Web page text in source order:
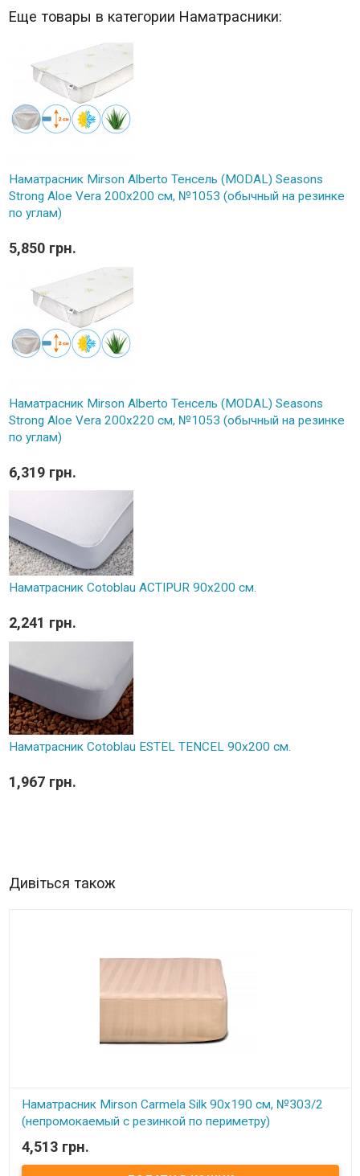
Еще товары в категории Наматрасники:
Наматрасник Mirson Alberto Тенсель (MODAL) Seasons
Strong Aloe Vera 200x200 см, №1053 (обычный на резинке
по углам)
5,850 грн.
Наматрасник Mirson Alberto Тенсель (MODAL) Seasons
Strong Aloe Vera 200x220 см, №1053 (обычный на резинке
по углам)
6,319 грн.
Наматрасник Cotoblau ACTIPUR 90х200 см.
2,241 грн.
Наматрасник Cotoblau ESTEL TENCEL 90х200 см.
1,967 грн.
Дивіться також
Наматрасник Mirson Carmela Silk 90x190 см, №303/2
(непромокаемый с резинкой по периметру)
В наявності
4,513 грн.